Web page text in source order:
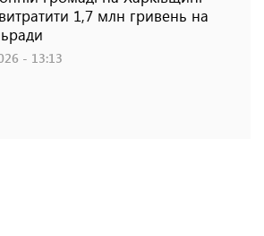
1,7 млн гривень на
- 13:13